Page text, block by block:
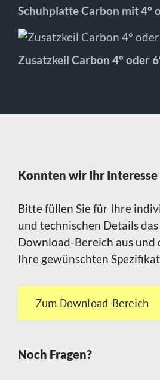
Schuhplatte Carbon mit 4°
Zusatzkeil Carbon 4° oder
Konnten wir Ihr Interesse
Bitte füllen Sie für Ihre
und technischen Details
Download-Bereich aus und
Ihre gewünschten
Zum Download-Bereich
Noch Fragen?